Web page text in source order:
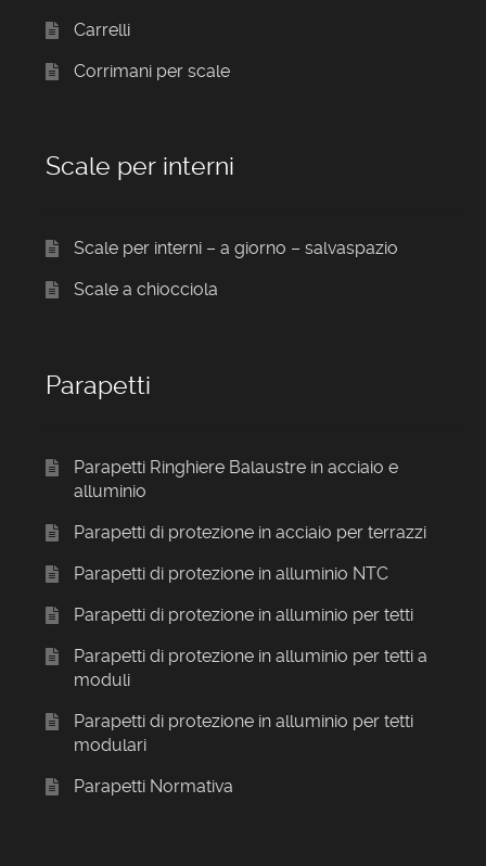
Carrelli
Corrimani per scale
Scale per interni
Scale per interni – a giorno – salvaspazio
Scale a chiocciola
Parapetti
Parapetti Ringhiere Balaustre in acciaio e
alluminio
Parapetti di protezione in acciaio per terrazzi
Parapetti di protezione in alluminio NTC
Parapetti di protezione in alluminio per tetti
Parapetti di protezione in alluminio per tetti a
moduli
Parapetti di protezione in alluminio per tetti
modulari
Parapetti Normativa